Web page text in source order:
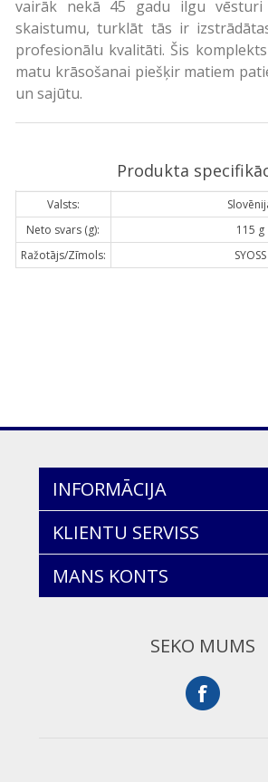
vairāk nekā 45 gadu ilgu
skaistumu, turklāt tās ir
profesionālu kvalitāti. Šis
matu krāsošanai piešķir matiem
un sajūtu.
Produkta
Valsts:
Neto svars (g):
115 g
Ražotājs/Zīmols:
SYOSS
INFORMĀCIJA
KLIENTU SERVISS
MANS KONTS
SEKO MUMS